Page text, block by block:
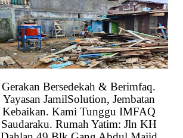
Gerakan Bersedekah & Berimfaq.
Yayasan JamilSolution, Jembatan
Kebaikan. Kami Tunggu IMFAQ
Saudaraku. Rumah Yatim: Jln KH